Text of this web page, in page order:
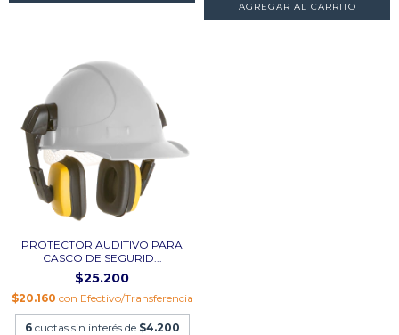
AGREGAR AL CARRITO
PROTECTOR AUDITIVO PARA
CASCO DE SEGURID...
$25.200
$20.160 con Efectivo/Transferencia
6 cuotas sin interés de $4.200